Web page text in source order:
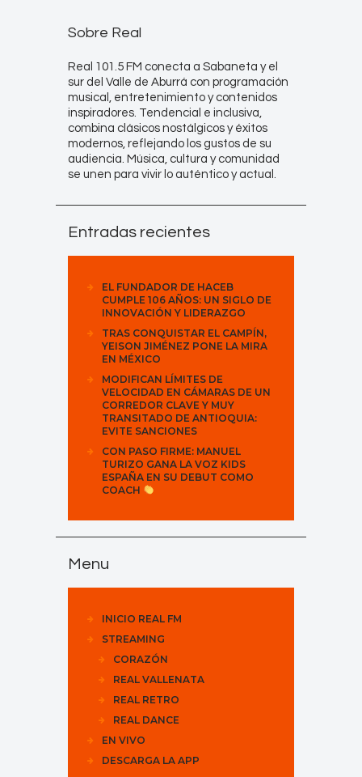
Sobre Real
Real 101.5 FM conecta a Sabaneta y el
sur del Valle de Aburrá con programación
musical, entretenimiento y contenidos
inspiradores. Tendencial e inclusiva,
combina clásicos nostálgicos y éxitos
modernos, reflejando los gustos de su
audiencia. Música, cultura y comunidad
se unen para vivir lo auténtico y actual.
Entradas recientes
EL FUNDADOR DE HACEB
CUMPLE 106 AÑOS: UN SIGLO DE
INNOVACIÓN Y LIDERAZGO
TRAS CONQUISTAR EL CAMPÍN,
YEISON JIMÉNEZ PONE LA MIRA
EN MÉXICO
MODIFICAN LÍMITES DE
VELOCIDAD EN CÁMARAS DE UN
CORREDOR CLAVE Y MUY
TRANSITADO DE ANTIOQUIA:
EVITE SANCIONES
CON PASO FIRME: MANUEL
TURIZO GANA LA VOZ KIDS
ESPAÑA EN SU DEBUT COMO
COACH
Menu
INICIO REAL FM
STREAMING
CORAZÓN
REAL VALLENATA
REAL RETRO
REAL DANCE
EN VIVO
DESCARGA LA APP